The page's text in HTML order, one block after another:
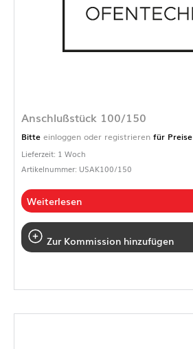
Anschlußstück 100/150
Bitte einloggen oder registrieren für Preise
Lieferzeit: 1 Woch
Artikelnummer: USAK100/150
Weiterlesen
Zur Kommission hinzufügen